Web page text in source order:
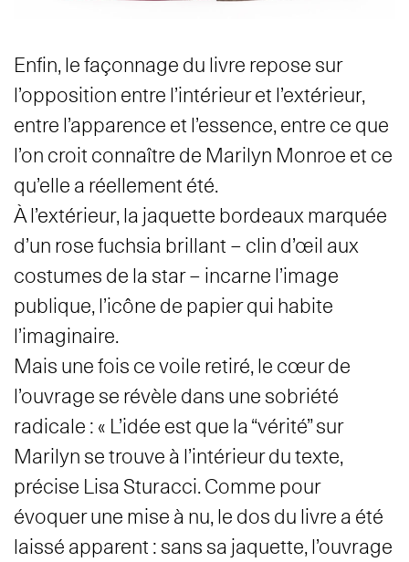
Enfin, le façonnage du livre repose sur
l’opposition entre l’intérieur et l’extérieur,
entre l’apparence et l’essence, entre ce que
l’on croit connaître de Marilyn Monroe et ce
qu’elle a réellement été.
À l’extérieur, la jaquette bordeaux marquée
d’un rose fuchsia brillant – clin d’œil aux
costumes de la star – incarne l’image
publique, l’icône de papier qui habite
l’imaginaire.
Mais une fois ce voile retiré, le cœur de
l’ouvrage se révèle dans une sobriété
radicale : « L’idée est que la “vérité” sur
Marilyn se trouve à l’intérieur du texte,
précise Lisa Sturacci. Comme pour
évoquer une mise à nu, le dos du livre a été
laissé apparent : sans sa jaquette, l’ouvrage